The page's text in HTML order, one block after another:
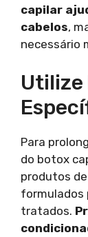
capilar
cabelos,
necessário
Para
do botox
produtos
formulados
tratados.